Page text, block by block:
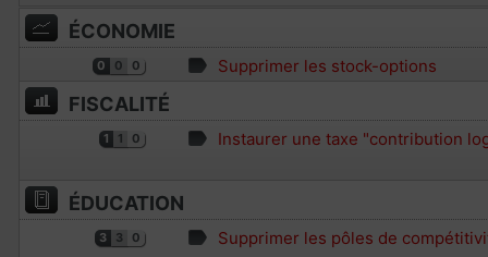
ÉCONOMIE
0 0 0 Supprimer les stock-options
FISCALITÉ
1 1 0 Instaurer une taxe "contribution
ÉDUCATION
3 3 0 Supprimer les pôles de